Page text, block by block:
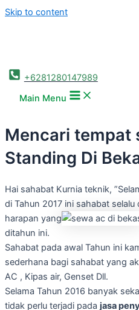
Skip to content
+6281280147989
Main Menu
Mencari tempat
Standing Di
Hai sahabat Kurnia teknik,
di Tahun 2017 ini sahabat
harapan yang
ditahun ini.
Sahabat pada awal Tahun ini
sederhana bagi sahabat yang
AC , Kipas air, Genset Dll.
Selama Tahun 2016 banyak
tidak perlu terjadi pada jasa